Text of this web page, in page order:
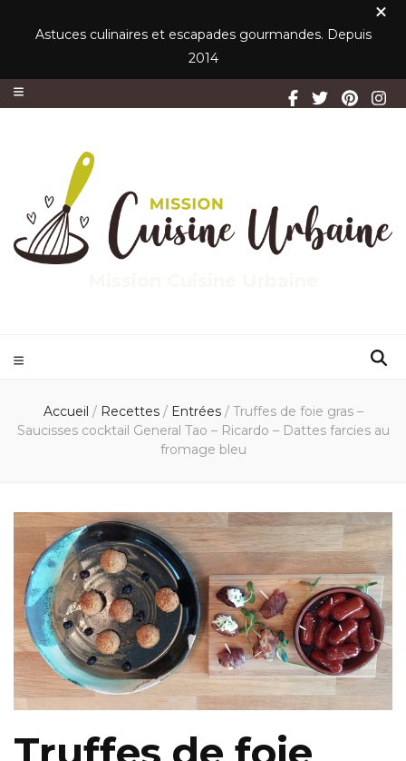
Astuces culinaires et escapades gourmandes. Depuis
2014
Accueil / Recettes / Entrées / Truffes de foie gras –
Saucisses cocktail General Tao – Ricardo – Dattes farcies au
fromage bleu